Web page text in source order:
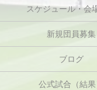
スケジュール・会
新規団員募集
ブログ
公式試合（結果